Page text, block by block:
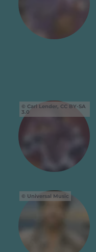
Carl Lender, CC BY-SA
3.0
Universal Music